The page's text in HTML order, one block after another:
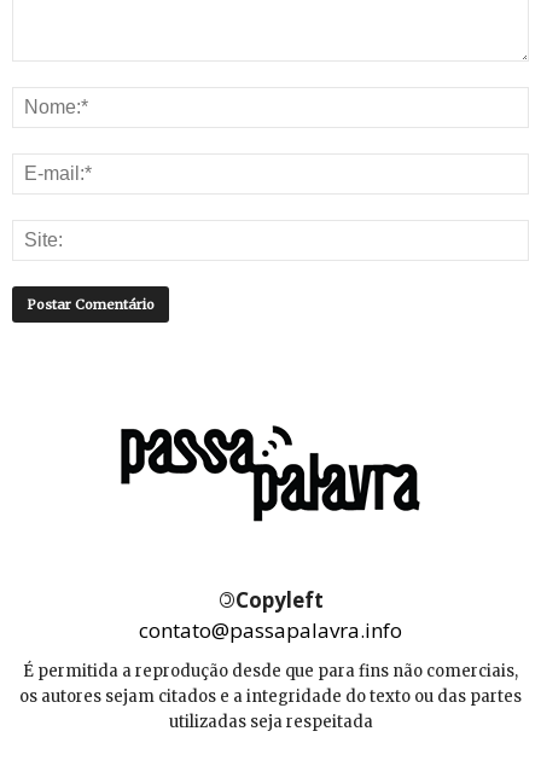
©Copyleft
contato@passapalavra.info
É permitida a reprodução desde que para fins não comerciais,
os autores sejam citados e a integridade do texto ou das partes
utilizadas seja respeitada